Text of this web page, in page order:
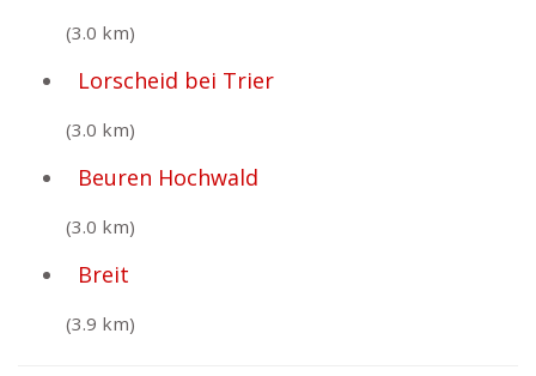
(3.0 km)
Lorscheid bei Trier
(3.0 km)
Beuren Hochwald
(3.0 km)
Breit
(3.9 km)